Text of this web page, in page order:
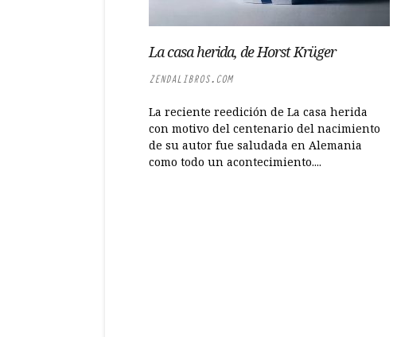
La casa herida, de Horst Krüger
ZENDALIBROS.COM
La reciente reedición de La casa herida
con motivo del centenario del nacimiento
de su autor fue saludada en Alemania
como todo un acontecimiento....